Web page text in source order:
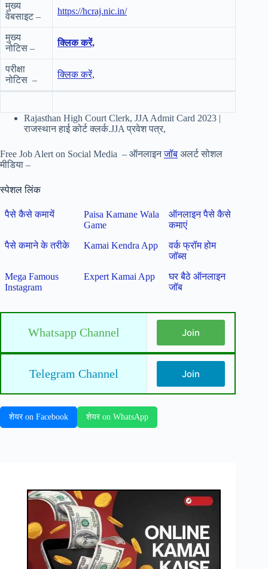
मुख्य
वेबसाइट –
https://hcraj.nic.in/
मुख्य
नोटिस –
क्लिक करें,
परीक्षा
नोटिस –
क्लिक करें,
Rajasthan High Court Clerk, JJA Admit Card 2023 |
राजस्थान हाई कोर्ट क्लर्क.JJA प्रवेश पत्र,
Free Job Alert on Social Media – ऑनलाइनजॉब अलर्ट सोशल
मीडिया –
स्पेशल लिंक
पैसे कैसे कमायें
Paisa Kamane Wala
Game
ऑनलाइन पैसे कैसे
कमाएं
पैसे कमाने के तरीके
Kamai Kendra App
वर्क फ्रॉम होम
जॉब्स
Mega Famous
Instagram
Expert Kamai App
घर बैठे ऑनलाइन
जॉब
Whatsapp Channel Join
Telegram Channel Join
शेयर on Facebook शेयर on WhatsApp